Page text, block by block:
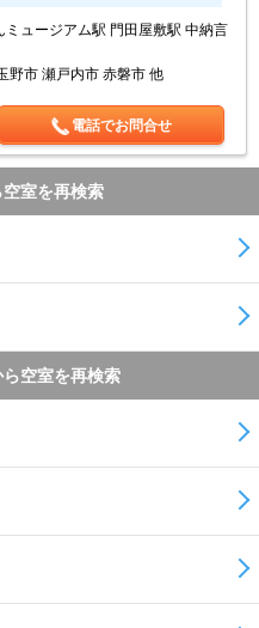
ミュージアム駅 門田屋敷駅 中納言
野市 瀬戸内市 赤磐市 他
電話でお問合せ
室を再検索
空室を再検索